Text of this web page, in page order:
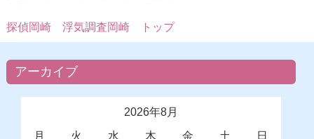
探偵岡崎 浮気調査岡崎 トップ
アーカイブ
2026年8月
月
火 水 木 金 土
日